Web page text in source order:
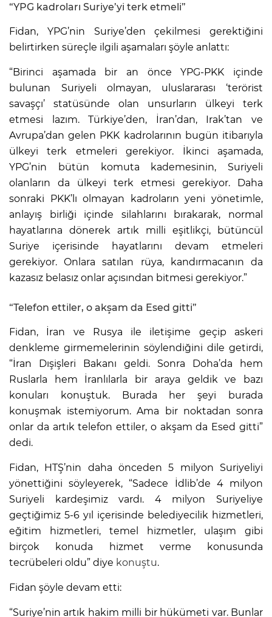
“YPG kadroları Suriye’yi terk etmeli”
Fidan, YPG’nin Suriye’den çekilmesi gerektiğini
belirtirken süreçle ilgili aşamaları şöyle anlattı:
“Birinci aşamada bir an önce YPG-PKK içinde
bulunan Suriyeli olmayan, uluslararası ‘terörist
savaşçı’ statüsünde olan unsurların ülkeyi terk
etmesi lazım. Türkiye’den, İran’dan, Irak’tan ve
Avrupa’dan gelen PKK kadrolarının bugün itibarıyla
ülkeyi terk etmeleri gerekiyor. İkinci aşamada,
YPG’nin bütün komuta kademesinin, Suriyeli
olanların da ülkeyi terk etmesi gerekiyor. Daha
sonraki PKK’lı olmayan kadroların yeni yönetimle,
anlayış birliği içinde silahlarını bırakarak, normal
hayatlarına dönerek artık milli eşitlikçi, bütüncül
Suriye içerisinde hayatlarını devam etmeleri
gerekiyor. Onlara satılan rüya, kandırmacanın da
kazasız belasız onlar açısından bitmesi gerekiyor.”
“Telefon ettiler, o akşam da Esed gitti”
Fidan, İran ve Rusya ile iletişime geçip askeri
denkleme girmemelerinin söylendiğini dile getirdi,
“İran Dışişleri Bakanı geldi. Sonra Doha’da hem
Ruslarla hem İranlılarla bir araya geldik ve bazı
konuları konuştuk. Burada her şeyi burada
konuşmak istemiyorum. Ama bir noktadan sonra
onlar da artık telefon ettiler, o akşam da Esed gitti”
dedi.
Fidan, HTŞ’nin daha önceden 5 milyon Suriyeliyi
yönettiğini söyleyerek, “Sadece İdlib’de 4 milyon
Suriyeli kardeşimiz vardı. 4 milyon Suriyeliye
geçtiğimiz 5-6 yıl içerisinde belediyecilik hizmetleri,
eğitim hizmetleri, temel hizmetler, ulaşım gibi
birçok konuda hizmet verme konusunda
tecrübeleri oldu” diye konuştu.
Fidan şöyle devam etti:
“Suriye’nin artık hakim milli bir hükümeti var. Bunlar